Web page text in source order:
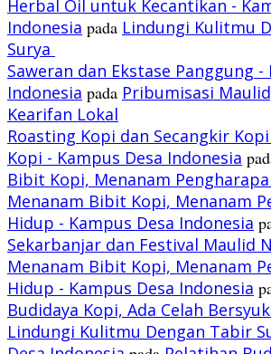
Herbal Oil untuk Kecantikan -
Indonesia pada Lindungi Kulitmu
Surya
Saweran dan Ekstase Panggung -
Indonesia pada Pribumisasi
Kearifan Lokal
Roasting Kopi dan Secangkir
Kopi - Kampus Desa Indonesia
Bibit Kopi, Menanam
Menanam Bibit Kopi, Menanam
Hidup - Kampus Desa Indonesia
Sekarbanjar dan Festival Maulid
Menanam Bibit Kopi, Menanam
Hidup - Kampus Desa Indonesia
Budidaya Kopi, Ada Celah
Lindungi Kulitmu Dengan Tabir